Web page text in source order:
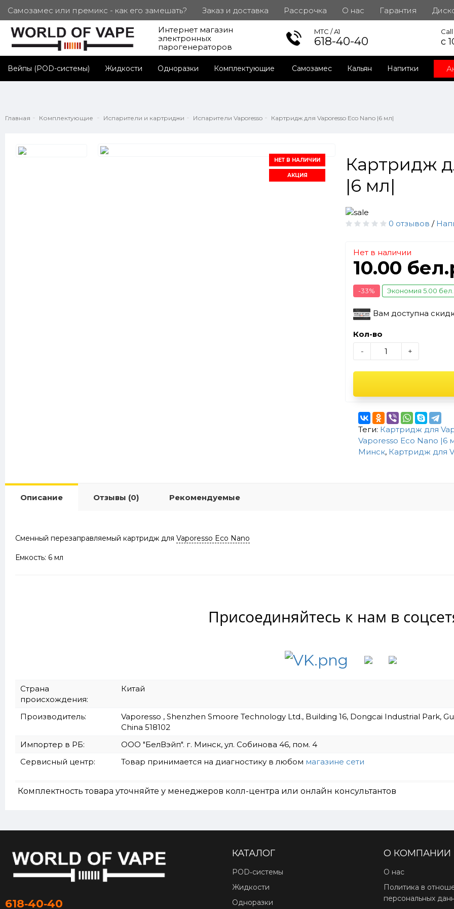
Самозамес или премикс - как его замешать? Заказ и доставка Рассрочка О нас Гарантия
ПОД. СЕРТИФИКАТЫ Партнерам Личный кабинет
Интернет магазин
электронных
парогенераторов
MTC / A1
618-40-40 с
Вейпы (POD-системы) Жидкости Одноразки Комплектующие Самозамес Кальян Напитки
Главная Комплектующие Испарители и картриджи Испарители Vaporesso Картридж для Vaporesso Eco Nano |6 мл|
НЕТ В НАЛИЧИИ
АКЦИЯ
Картридж
|6 мл|
0 отзывов /
Нет в наличии
10.00
-33% Экономия 5.00
Вам доступна
Кол-во
-
+
Теги: Картридж для
Vaporesso Eco Nano |6
Минск, Картридж для
Описание Отзывы (0) Рекомендуемые
Сменный перезаправляемый картридж для Vaporesso Eco Nano
Емкость: 6 мл
Присоединяйтесь к нам в
Страна
происхождения:
Китай
Производитель:
Vaporesso , Shenzhen Smoore Technology Ltd., Building 16, Dongcai Industrial Park,
China 518102
Импортер в РБ:
ООО "БелВэйп". г. Минск, ул. Собинова 46, пом. 4
Сервисный центр:
Товар принимается на диагностику в любом магазине сети
Комплектность товара уточняйте у менеджеров колл-центра или онлайн консультантов
618‑40‑40
КАТАЛОГ
POD‑системы
Жидкости
Одноразки
О КОМПАНИИ
О нас
Политика в
персональных